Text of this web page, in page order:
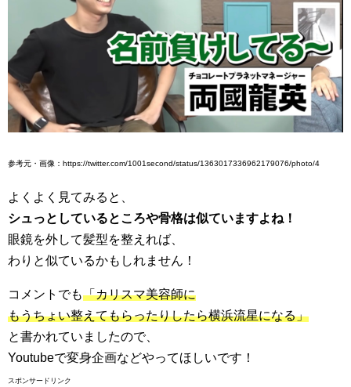
参考元・画像：https://twitter.com/1001second/status/1363017336962179076/photo/4
よくよく見てみると、
シュっとしているところや骨格は似ていますよね！
眼鏡を外して髪型を整えれば、
わりと似ているかもしれません！
コメントでも「カリスマ美容師に
もうちょい整えてもらったりしたら横浜流星になる」
と書かれていましたので、
Youtubeで変身企画などやってほしいです！
スポンサードリンク